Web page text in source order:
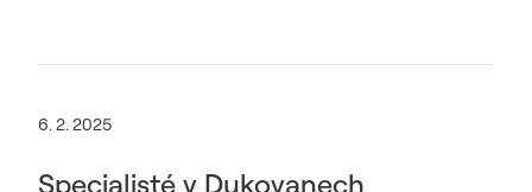
6. 2. 2025
Specialisté v Dukovanech